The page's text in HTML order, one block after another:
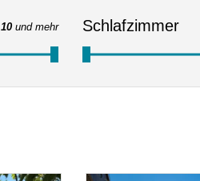
10 und mehr Schlafzimmer